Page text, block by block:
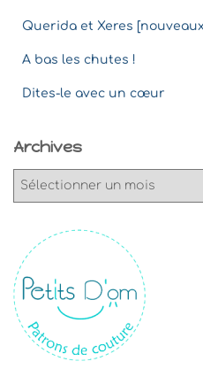
Querida et Xeres
A bas les chutes !
Dites-le avec un cœur
Archives
v
e
s